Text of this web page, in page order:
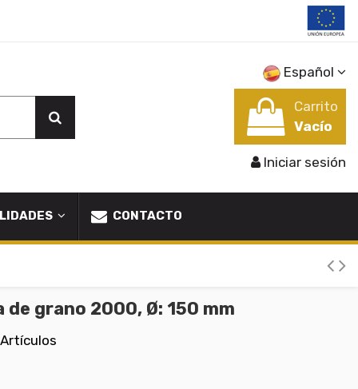
Español
Carrito
Vacío
Iniciar sesión
CONTACTO
grano 2000, Ø: 150 mm